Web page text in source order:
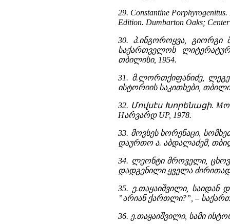
29. Constantine
Edition. Dumbarton Oaks;
30. პ.ინგოროყვა, გიორგი
საქართველოს
თბილისი, 1954.
31. მ.ლორთქიფანიძე,
ისტორიის საკითხები,
32. Մովսէս Խորենացի.
Hარვარდ UP, 1978.
33. მოვსეს ხორენაცი,
დაურთო ა. აბდალაძემ,
34. ლეონტი მროველი,
დადგენილი ყველა
35. ე.თაყაიშვილი,
”არიან ქართლი?”, –
36. ე.თაყაიშვილი, სამი